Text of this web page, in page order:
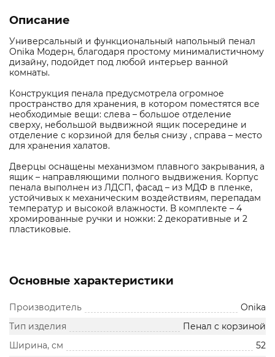
Описание
Универсальный и функциональный напольный пенал
Onika Модерн, благодаря простому минималистичному
дизайну, подойдет под любой интерьер ванной
комнаты.
Конструкция пенала предусмотрела огромное
пространство для хранения, в котором поместятся все
необходимые вещи: слева – большое отделение
сверху, небольшой выдвижной ящик посередине и
отделение с корзиной для белья снизу , справа – место
для хранения халатов.
Дверцы оснащены механизмом плавного закрывания, а
ящик – направляющими полного выдвижения. Корпус
пенала выполнен из ЛДСП, фасад – из МДФ в пленке,
устойчивых к механическим воздействиям, перепадам
температур и высокой влажности. В комплекте – 4
хромированные ручки и ножки: 2 декоративные и 2
пластиковые.
Основные характеристики
Производитель
Onika
Тип изделия
Пенал с корзиной
Ширина, см
52